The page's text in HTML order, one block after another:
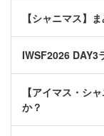
【シャニマス】
IWSF2026 DAY3
【アイマス・
か？